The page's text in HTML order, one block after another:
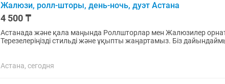
Жалюзи, ролл-шторы, день-ночь, дуэт Астана
4 500 ₸
Астанада және қала маңында Роллшторлар мен Жалюзилер
Терезелеріңізді стильді және ұқыпты жаңартамыз. Біз дайындаймыз және орнатамыз: ✔️
Астана, сегодня